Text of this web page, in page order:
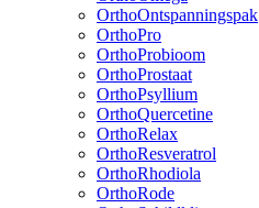
OrthoOntspanningspak
OrthoPro
OrthoProbioom
OrthoProstaat
OrthoPsyllium
OrthoQuercetine
OrthoRelax
OrthoResveratrol
OrthoRhodiola
OrthoRode